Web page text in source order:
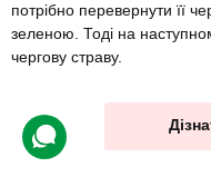
потрібно перевернути її
зеленою. Тоді на
чергову страву.